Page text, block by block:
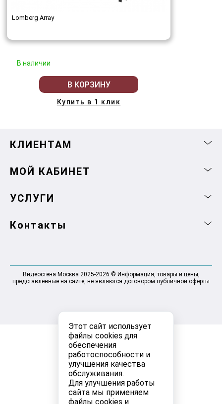
Этот сайт использует
файлы cookies для
обеспечения
работоспособности и
улучшения качества
обслуживания.
Для улучшения работы
сайта мы применяем
файлы cookies и
Lomberg Array
В наличии
В КОРЗИНУ
Купить в 1 клик
КЛИЕНТАМ
МОЙ КАБИНЕТ
УСЛУГИ
Контакты
Видеостена Москва 2025-2026 © Информация, товары и цены,
представленные на сайте, не являются договором публичной оферты